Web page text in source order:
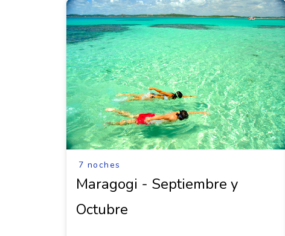
7 noches
Maragogi - Septiembre y
Octubre